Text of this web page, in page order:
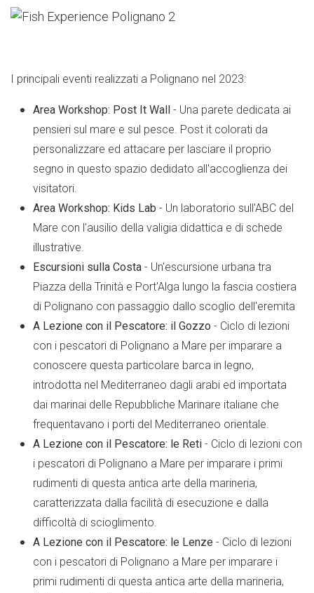
I principali eventi realizzati a Polignano nel 2023:
Area Workshop: Post It Wall - Una parete dedicata ai
pensieri sul mare e sul pesce. Post it colorati da
personalizzare ed attacare per lasciare il proprio
segno in questo spazio dedidato all'accoglienza dei
visitatori.
Area Workshop: Kids Lab - Un laboratorio sull'ABC del
Mare con l'ausilio della valigia didattica e di schede
illustrative.
Escursioni sulla Costa - Un'escursione urbana tra
Piazza della Trinità e Port'Alga lungo la fascia costiera
di Polignano con passaggio dallo scoglio dell'eremita
A Lezione con il Pescatore: il Gozzo - Ciclo di lezioni
con i pescatori di Polignano a Mare per imparare a
conoscere questa particolare barca in legno,
introdotta nel Mediterraneo dagli arabi ed importata
dai marinai delle Repubbliche Marinare italiane che
frequentavano i porti del Mediterraneo orientale.
A Lezione con il Pescatore: le Reti - Ciclo di lezioni con
i pescatori di Polignano a Mare per imparare i primi
rudimenti di questa antica arte della marineria,
caratterizzata dalla facilità di esecuzione e dalla
difficoltà di scioglimento.
A Lezione con il Pescatore: le Lenze - Ciclo di lezioni
con i pescatori di Polignano a Mare per imparare i
primi rudimenti di questa antica arte della marineria,